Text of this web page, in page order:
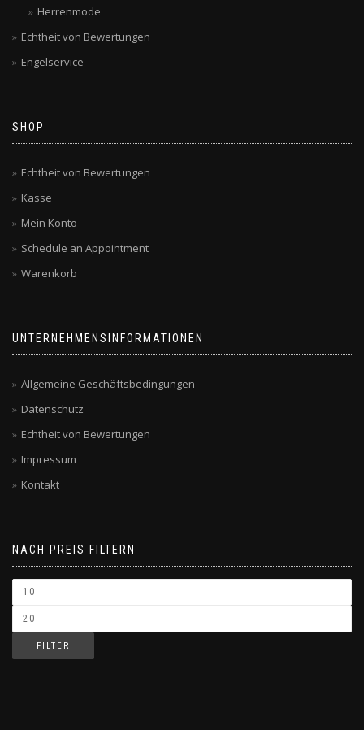
Herrenmode
Echtheit von Bewertungen
Engelservice
SHOP
Echtheit von Bewertungen
Kasse
Mein Konto
Schedule an Appointment
Warenkorb
UNTERNEHMENSINFORMATIONEN
Allgemeine Geschäftsbedingungen
Datenschutz
Echtheit von Bewertungen
Impressum
Kontakt
NACH PREIS FILTERN
FILTER